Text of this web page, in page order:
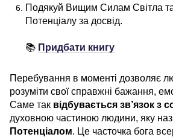
Подякуй Вищим Силам Світла
Потенціалу за досвід.
📚 Придбати книгу
Перебування в моменті дозволяє
розуміти свої справжні бажання,
Саме так відбувається зв’язок з
духовною частиною людини, яку
Потенціалом. Це часточка бога